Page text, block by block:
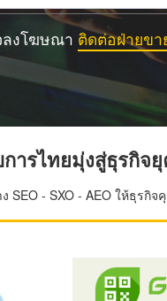
ลงโฆษณา ติดต่อฝ่ายขา
ารไทยมุ่งสู่ธุรกิจ
- SXO - AEO ให้ธุร